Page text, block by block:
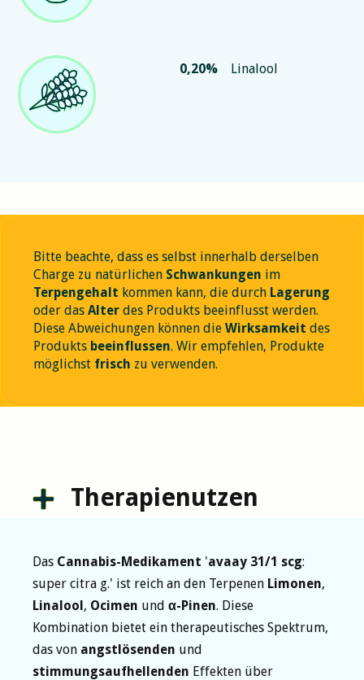
0,20% Linalool
Bitte beachte, dass es selbst innerhalb derselben
Charge zu natürlichen Schwankungen im
Terpengehalt kommen kann, die durch Lagerung
oder das Alter des Produkts beeinflusst werden.
Diese Abweichungen können die Wirksamkeit des
Produkts beeinflussen. Wir empfehlen, Produkte
möglichst frisch zu verwenden.
Therapienutzen
Das Cannabis-Medikament 'avaay 31/1 scg:
super citra g.' ist reich an den Terpenen Limonen,
Linalool, Ocimen und α-Pinen. Diese
Kombination bietet ein therapeutisches Spektrum,
das von angstlösenden und
stimmungsaufhellenden Effekten über